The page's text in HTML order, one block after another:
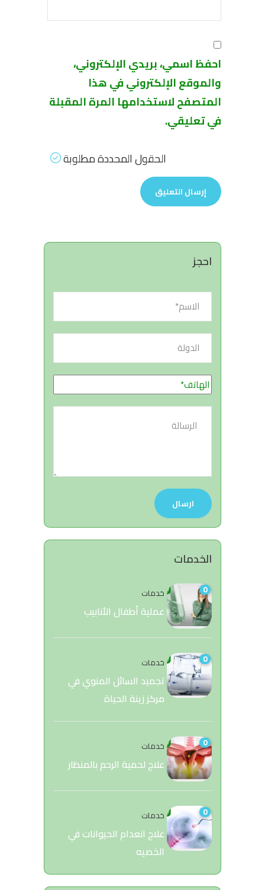
احفظ اسمي، بريدي الإلكتروني،
والموقع الإلكتروني في هذا
المتصفح لاستخدامها المرة المقبلة
في تعليقي.
الحقول المحددة مطلوبة
احجز
الخدمات
0 خدمات
عملية أطفال الأنابيب
0 خدمات
تجميد السائل المنوي في
مركز زينة الحياة
0 خدمات
علاج لحمية الرحم بالمنظار
0 خدمات
علاج انعدام الحيوانات في
الخصيه